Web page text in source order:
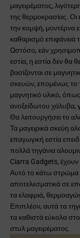
μαγειρέματος,
της θερμοκρασίας. Οι
την κομψή, μοντέρνα
καθαρισμό επιφάνειά
Ωστόσο, εάν
εστία, η εστία δεν θα
βασίζονται σε
σκευών, επομένως το
μαγνητικό υλικό,
ανοξείδωτου χάλυβα,
Θα λειτουργήσει το
Τα μαγειρικά σκεύη
επαγωγική εστία
πολλά τηγάνια
Ciarra Gadgets, έχουν
Αυτό το κάτω στρώμα
αποτελεσματικά σε
τα ελαφριά,
Επιπλέον, αυτά τα
τα καθιστά εύκολα
στυλ μαγειρέματος.